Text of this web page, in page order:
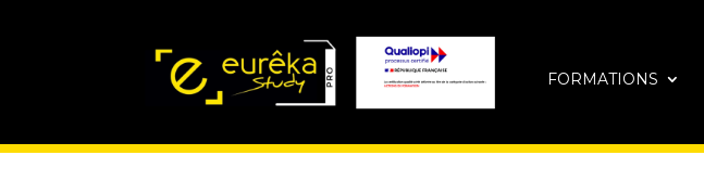
FORMATIONS